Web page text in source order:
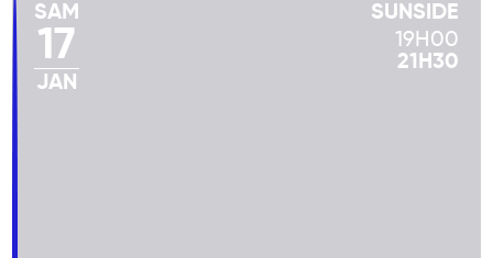
SAM
17
JAN
SUNSIDE
19H00
21H30